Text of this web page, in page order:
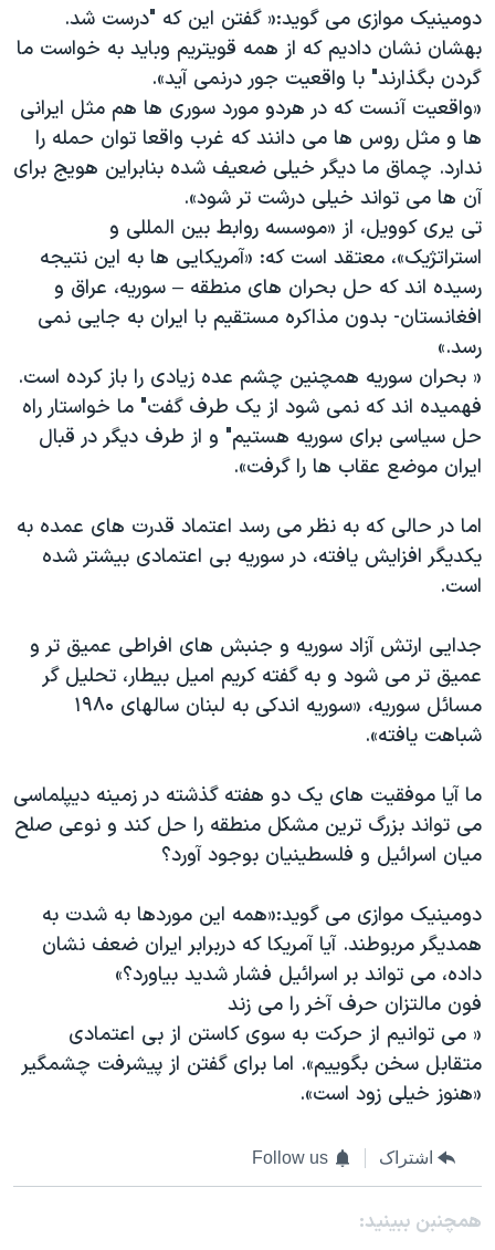
دومینیک موازی می گوید:« گفتن این که "درست شد.
بهشان نشان دادیم که از همه قویتریم وباید به خواست ما
گردن بگذارند" با واقعیت جور درنمی آید».
«واقعیت آنست که در هردو مورد سوری ها هم مثل ایرانی
ها و مثل روس ها می دانند که غرب واقعا توان حمله را
ندارد. چماق ما دیگر خیلی ضعیف شده بنابراین هویج برای
آن ها می تواند خیلی درشت تر شود».
تی یری کوویل، از «موسسه روابط بین المللی و
استراتژیک»، معتقد است که: «آمریکایی ها به این نتیجه
رسیده اند که حل بحران های منطقه – سوریه، عراق و
افغانستان- بدون مذاکره مستقیم با ایران به جایی نمی
رسد.»
« بحران سوریه همچنین چشم عده زیادی را باز کرده است.
فهمیده اند که نمی شود از یک طرف گفت" ما خواستار راه
حل سیاسی برای سوریه هستیم" و از طرف دیگر در قبال
ایران موضع عقاب ها را گرفت».
اما در حالی که به نظر می رسد اعتماد قدرت های عمده به
یکدیگر افزایش یافته، در سوریه بی اعتمادی بیشتر شده
است.
جدایی ارتش آزاد سوریه و جنبش های افراطی عمیق تر و
عمیق تر می شود و به گفته کریم امیل بیطار، تحلیل گر
مسائل سوریه، «سوریه اندکی به لبنان سالهای ۱۹۸۰
شباهت یافته».
ما آیا موفقیت های یک دو هفته گذشته در زمینه دیپلماسی
می تواند بزرگ ترین مشکل منطقه را حل کند و نوعی صلح
میان اسرائیل و فلسطینیان بوجود آورد؟
دومینیک موازی می گوید:«همه این موردها به شدت به
همدیگر مربوطند. آیا آمریکا که دربرابر ایران ضعف نشان
داده، می تواند بر اسرائیل فشار شدید بیاورد؟»
فون مالتزان حرف آخر را می زند
« می توانیم از حرکت به سوی کاستن از بی اعتمادی
متقابل سخن بگوییم». اما برای گفتن از پیشرفت چشمگیر
«هنوز خیلی زود است».
اشتراک Follow us
همچنبن ببینید: